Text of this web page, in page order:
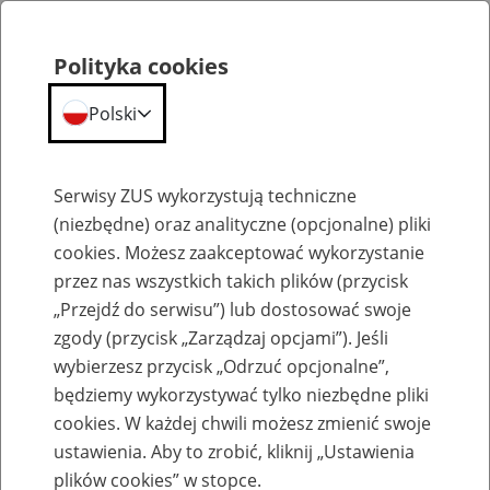
Emerytury
Baza zlikwidowanych lub
przekształconych zakładów pracy
Polityka cookies
Polski
Serwisy ZUS wykorzystują techniczne
(niezbędne) oraz analityczne (opcjonalne) pliki
cookies. Możesz zaakceptować wykorzystanie
przez nas wszystkich takich plików (przycisk
„Przejdź do serwisu”) lub dostosować swoje
zgody (przycisk „Zarządzaj opcjami”). Jeśli
wybierzesz przycisk „Odrzuć opcjonalne”,
będziemy wykorzystywać tylko niezbędne pliki
cookies. W każdej chwili możesz zmienić swoje
ustawienia. Aby to zrobić, kliknij „Ustawienia
plików cookies” w stopce.